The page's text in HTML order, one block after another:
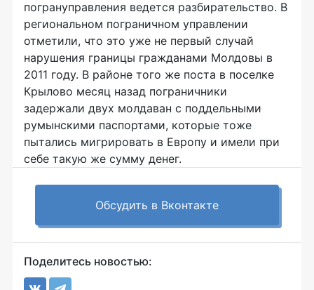
погрануправления ведется разбирательство. В
региональном пограничном управлении
отметили, что это уже не первый случай
нарушения границы гражданами Молдовы в
2011 году. В районе того же поста в поселке
Крылово месяц назад пограничники
задержали двух молдаван с поддельными
румынскими паспортами, которые тоже
пытались мигрировать в Европу и имели при
себе такую же сумму денег.
Обсудить в Вконтакте
Поделитесь новостью: